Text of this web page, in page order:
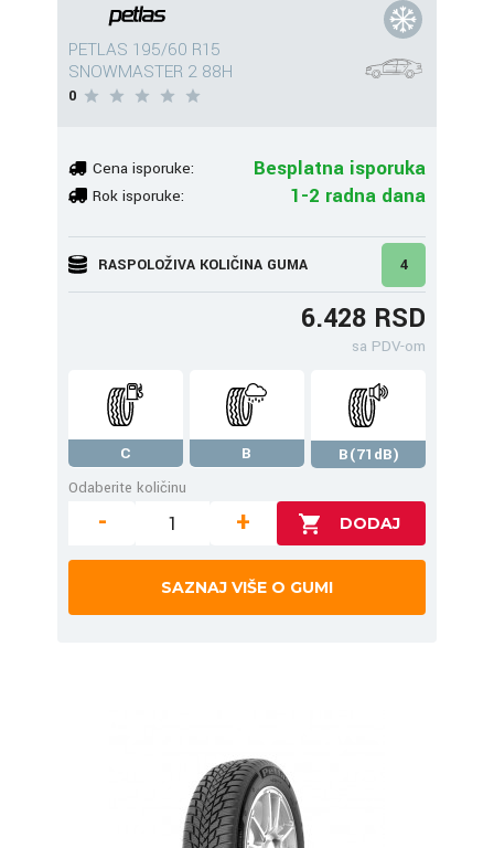
PETLAS 195/60 R15
SNOWMASTER 2 88H
0
Cena isporuke: Besplatna isporuka
Rok isporuke: 1-2 radna dana
RASPOLOŽIVA KOLIČINA GUMA 4
6.428 RSD
sa PDV-om
C B
B(71dB)
Odaberite količinu
- +
SAZNAJ VIŠE O GUMI